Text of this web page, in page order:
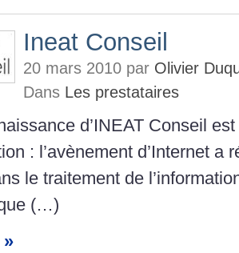
Ineat Conseil
20 mars 2010 par Olivier
Dans Les prestataires
d’INEAT Conseil
: l’avènement d’Internet a
le traitement de
(…)